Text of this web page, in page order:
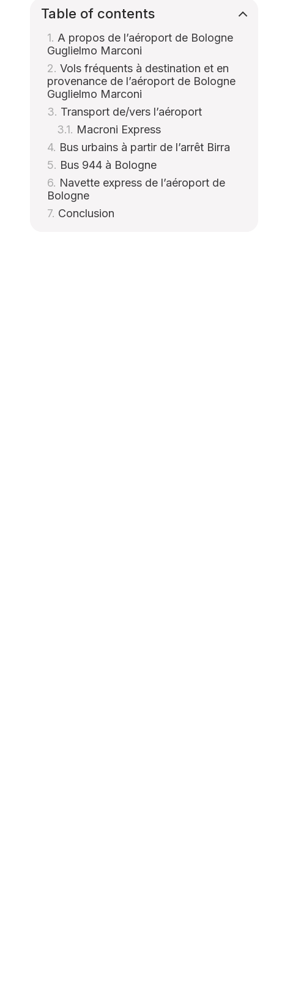
Table of contents
A propos de l’aéroport de Bologne
Guglielmo Marconi
Vols fréquents à destination et en
provenance de l’aéroport de Bologne
Guglielmo Marconi
Transport de/vers l’aéroport
Macroni Express
Bus urbains à partir de l’arrêt Birra
Bus 944 à Bologne
Navette express de l’aéroport de
Bologne
Conclusion